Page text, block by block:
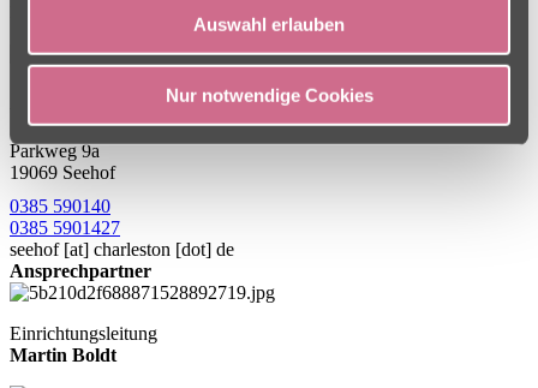
Auswahl erlauben
Nur notwendige Cookies
Parkweg 9a
19069 Seehof
0385 590140
0385 5901427
seehof[at] charleston [dot] de
Ansprechpartner
Einrichtungsleitung
Martin Boldt